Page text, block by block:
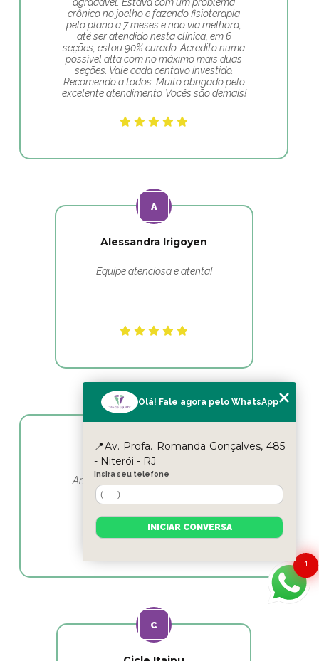
crônico no joelho e fazendo fisioterapia
pelo plano a 7 meses e não via melhora,
até ser atendido nesta clínica, em 6
seções, estou 90% curado. Acredito numa
possível alta com no máximo mais duas
seções. Vale cada centavo investido.
Recomendo a todos. Muito obrigado pelo
excelente atendimento. Vocês são demais!
Alessandra Irigoyen
Equipe atenciosa e atenta!
Yasmin Moura
Amo esse lugar e as profissionais em
fisioterapia as melhores
1
Olá! Fale agora pelo WhatsApp
📍Av. Profa. Romanda Gonçalves, 485
- Niterói - RJ
Insira seu telefone
INICIAR CONVERSA